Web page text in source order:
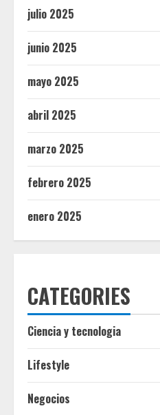
julio 2025
junio 2025
mayo 2025
abril 2025
marzo 2025
febrero 2025
enero 2025
CATEGORIES
Ciencia y tecnologia
Lifestyle
Negocios